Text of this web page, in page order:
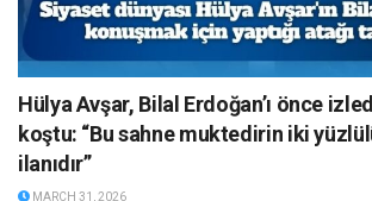
Hülya Avşar, Bilal Erdoğan’ı önce
koştu: “Bu sahne muktedirin iki
ilanıdır”
MARCH 31, 2026